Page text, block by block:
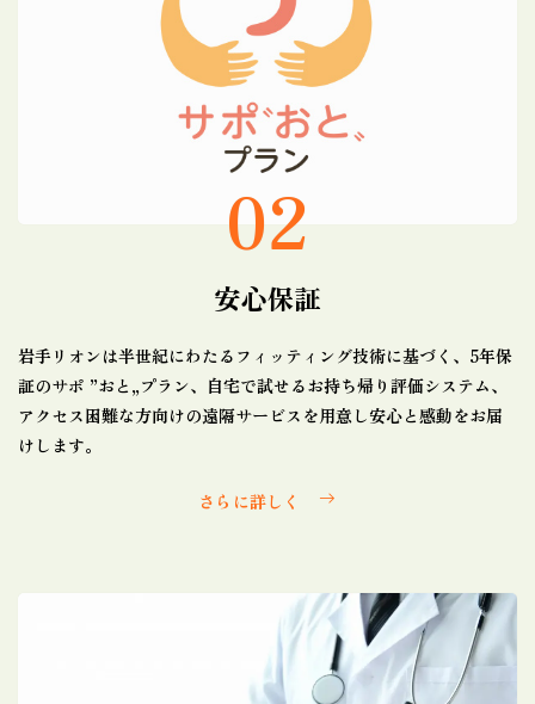
02
安心保証
岩手リオンは半世紀にわたるフィッティング技術に基づく、5年保
証のサポ ”おと„プラン、自宅で試せるお持ち帰り評価システム、
アクセス困難な方向けの遠隔サービスを用意し安心と感動をお届
けします。
さらに詳しく